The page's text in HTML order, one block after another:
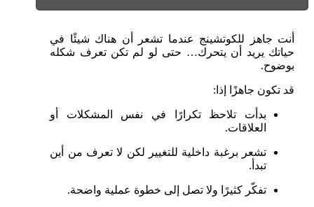
أنت جاهز للكوتشينج عندما تشعر أن هناك شيئًا في
حياتك يريد أن يتحرك… حتى لو لم تكن تعرف شكله
بوضوح.
قد تكون جاهزًا إذا:
بدأت تلاحظ تكرارًا في نفس المشكلات أو
العلاقات.
تشعر برغبة داخلية للتغيير لكن لا تعرف من أين
تبدأ.
تفكّر كثيرًا ولا تصل إلى خطوة عملية واضحة.